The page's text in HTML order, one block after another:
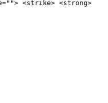
<strike> <strong>